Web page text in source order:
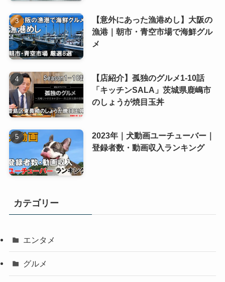
【意外にあった漁港めし】大阪の
漁港｜朝市・青空市場で海鮮グル
メ
【店紹介】孤独のグルメ1-10話
「キッチンSALA」茨城県鹿嶋市
のしょうが焼目玉丼
2023年｜犬動画ユーチューバー｜
登録者数・動画収入ランキング
カテゴリー
エンタメ
グルメ